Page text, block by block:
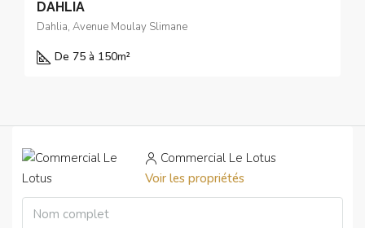
DAHLIA
Dahlia, Avenue Moulay Slimane
De 75 à 150m²
Commercial Le Lotus
Voir les propriétés